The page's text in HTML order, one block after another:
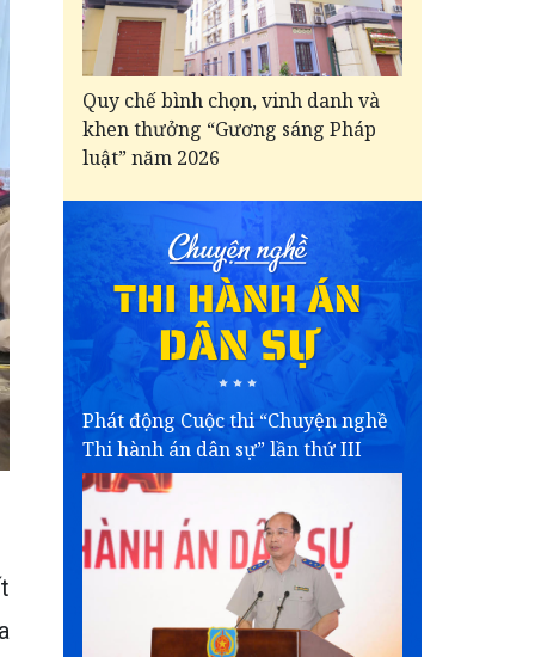
Quy chế bình chọn, vinh danh và
khen thưởng “Gương sáng Pháp
luật” năm 2026
Phát động Cuộc thi “Chuyện nghề
Thi hành án dân sự” lần thứ III